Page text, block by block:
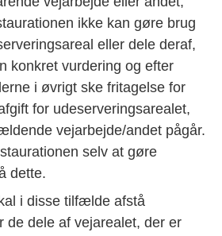
ikke kan gøre brug
eller dele deraf,
konkret vurdering og efter
i øvrigt ske fritagelse for
for udeserveringsarealet,
vejarbejde/andet pågår.
selv at gøre
dette.
i disse tilfælde afstå
de dele af vejarealet, der er